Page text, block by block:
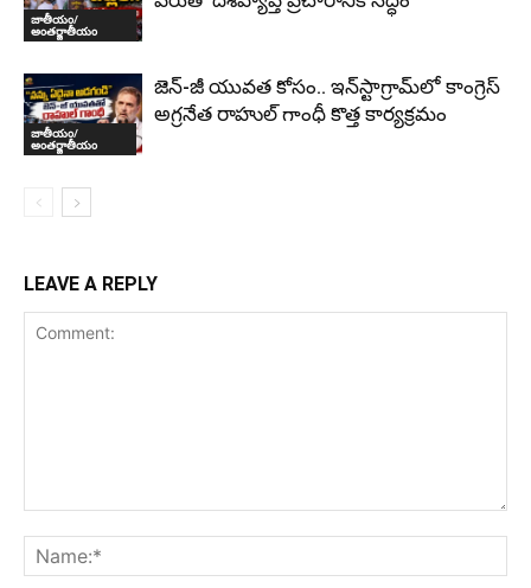
జాతీయం/
అంతర్జాతీయం
జాతీయం/
అంతర్జాతీయం
జెన్-జీ యువత కోసం.. ఇన్‌స్టాగ్రామ్‌లో కాంగ్రెస్
అగ్రనేత రాహుల్ గాంధీ కొత్త కార్యక్రమం
LEAVE A REPLY